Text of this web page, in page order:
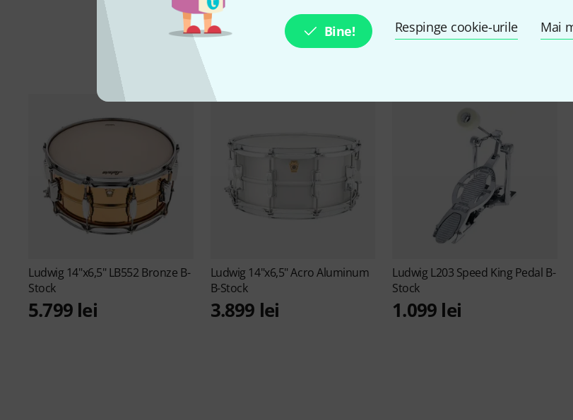
Bine! Respinge cookie-urile Mai
Ludwig Oferte
Ludwig 14"x6,5" LB552 Bronze B-
Stock
5.799 lei
Ludwig 14"x6,5" Acro Aluminum
B-Stock
3.899 lei
Ludwig L203 Speed King Pedal B-
Stock
1.099 lei